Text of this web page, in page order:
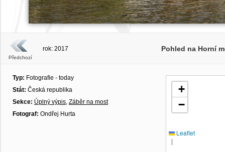
Předchozí
rok: 2017 Pohled na Horní
Typ: Fotografie - today
Stát: Česká republika
Sekce: Úplný výpis, Záběr na most
Fotograf: Ondřej Hurta
+
−
Leaflet
|